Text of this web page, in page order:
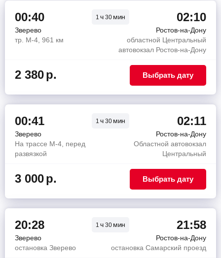
00:40 1ч 30 мин 02:10
Зверево
Ростов-на-Дону
тр. М-4, 961 км
областной Центральный
автовокзал Ростов-на-Дону
2 380р. Выбрать дату
00:41 1ч 30 мин 02:11
Зверево
Ростов-на-Дону
На трассе М-4, перед
развязкой
Областной автовокзал
Центральный
3 000р. Выбрать дату
20:28 1ч 30 мин 21:58
Зверево
Ростов-на-Дону
остановка Зверево
остановка Самарский проезд